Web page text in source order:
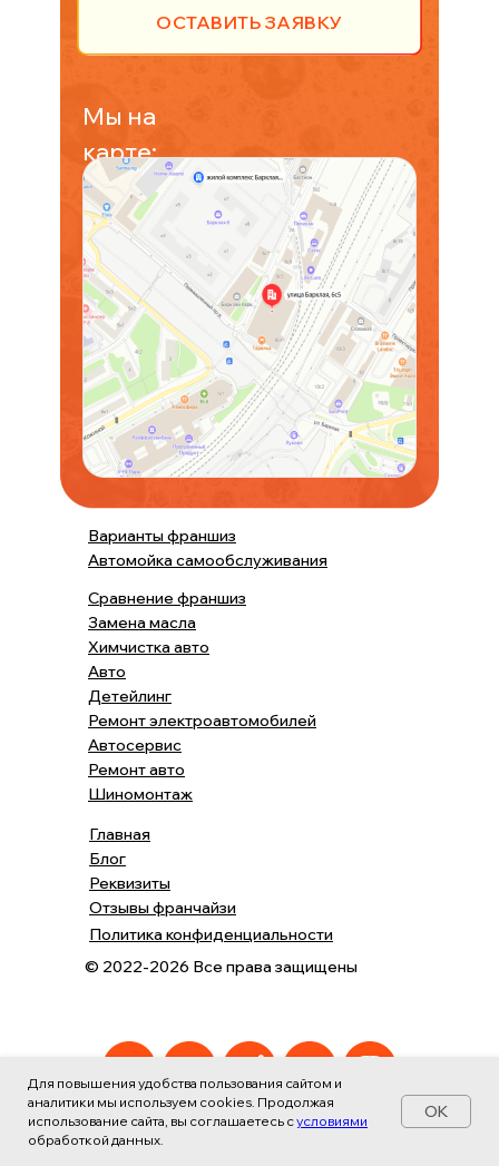
Для повышения удобства пользования сайтом и
аналитики мы используем cookies. Продолжая
использование сайта, вы соглашаетесь сусловиями
обработкой данных.
OK
Мы на
карте:
ОСТАВИТЬ ЗАЯВКУ
Отзывы франчайзи
© 2022-2026 Все права защищены
Автомойка самообслуживания
Замена масла
Политика конфиденциальности
Блог
Варианты франшиз
Сравнение франшиз
Ремонт электроавтомобилей
Главная
Автосервис
Шиномонтаж
Ремонт авто
Химчистка авто
Авто
Реквизиты
Детейлинг